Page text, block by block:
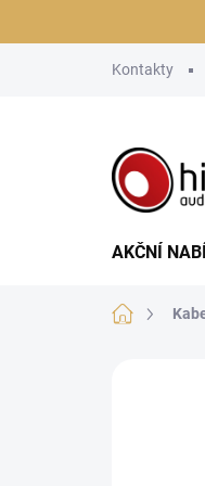
Kontakty
AKČNÍ
Domů